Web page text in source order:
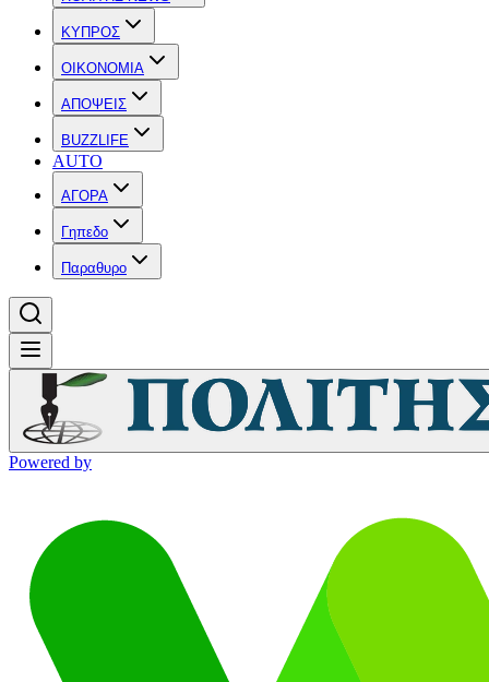
ΚΥΠΡΟΣ
OIKONOMIA
ΑΠΟΨΕΙΣ
BUZZLIFE
AUTO
ΑΓΟΡΑ
Γηπεδο
Παραθυρο
Powered by